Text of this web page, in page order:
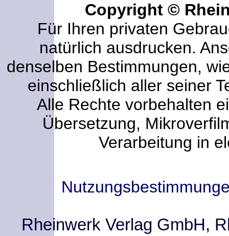
Copyright ©
Für Ihren privaten
natürlich ausdrucken.
denselben Bestimmungen,
einschließlich aller seiner
Alle Rechte vorbehalten
Übersetzung,
Verarbeitung in
Rheinwerk Verlag GmbH,